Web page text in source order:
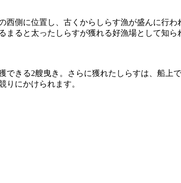
西側に位置し、古くからしらす漁が盛んに行
まると太ったしらすが獲れる好漁場として知
できる2艘曳き。さらに獲れたしらすは、船
りにかけられます。